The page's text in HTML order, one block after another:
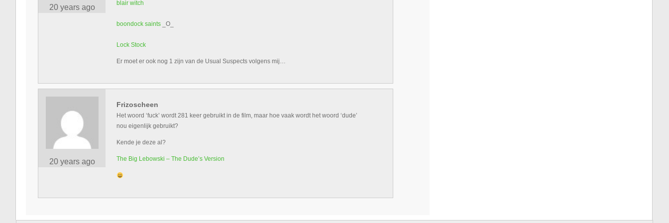
20 years ago blair witch
boondock saints_O_
Lock Stock
Er moet er ook nog 1 zijn van de Usual Suspects volgens mij…
20 years ago
Frizoscheen
Het woord ‘fuck’ wordt 281 keer gebruikt in de film, maar hoe vaak wordt het woord ‘dude’
nou eigenlijk gebruikt?
Kende je deze al?
The Big Lebowski – The Dude’s Version